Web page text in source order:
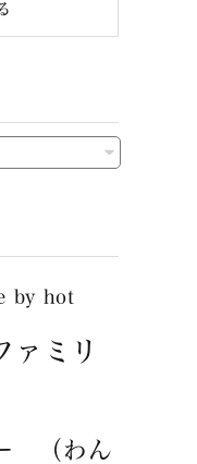
by hot
ァミリ
（わん